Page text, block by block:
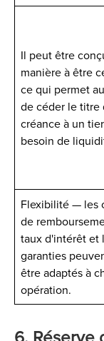
Il peut être
manière à être
ce qui permet
de céder le titre
créance à un
besoin de
Flexibilité — les
de
taux d'intérêt et
garanties
être adaptés à
opération.